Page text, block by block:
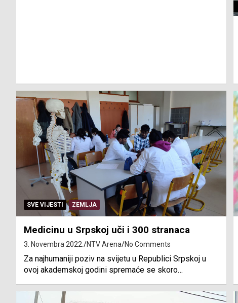
SVE VIJESTI ZEMLJA
Medicinu u Srpskoj uči i 300 stranaca
3. Novembra 2022. NTV Arena No Comments
Za najhumaniji poziv na svijetu u Republici Srpskoj u
ovoj akademskoj godini spremaće se skoro…